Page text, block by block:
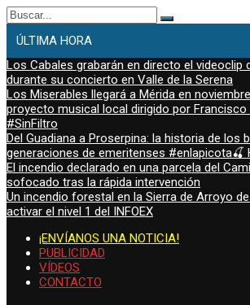
Buscar:
ÚLTIMA HORA
Los Cabales grabarán en directo el videoclip
durante su concierto en Valle de la Serena
Los Miserables llegará a Mérida en
proyecto musical local dirigido por Francisco
#SinFiltro
Del Guadiana a Proserpina: la historia de los
generaciones de emeritenses #enlapicota🍒
El incendio declarado en una parcela del
sofocado tras la rápida intervención
Un incendio forestal en la Sierra de Arroyo
activar el nivel 1 del INFOEX
¡ENVÍANOS UNA NOTICIA!
PUBLICIDAD
VÍDEOS
CONTACTO